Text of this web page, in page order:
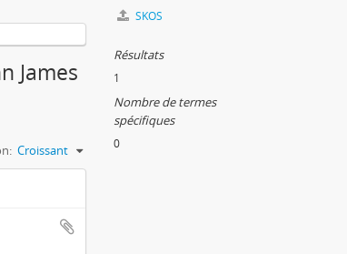
James
Croissant
SKOS
Résultats
1
Nombre de termes
spécifiques
0